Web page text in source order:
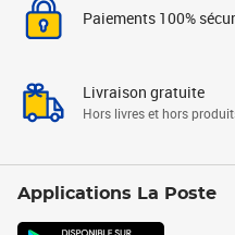
Paiements 100%
Livraison gratuite
Hors livres et hors
Applications La Poste